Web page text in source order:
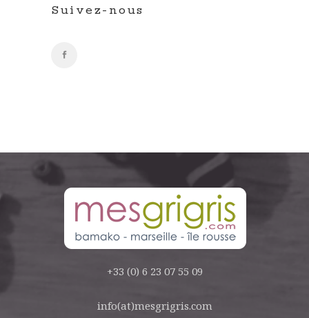
Suivez-nous
+33 (0) 6 23 07 55 09
info(at)mesgrigris.com